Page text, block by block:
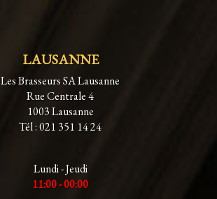
LAUSANNE
Les Brasseurs SA Lausanne
Rue Centrale 4
1003 Lausanne
Tél : 021 351 14 24
Lundi - Jeudi
11:00 - 00:00